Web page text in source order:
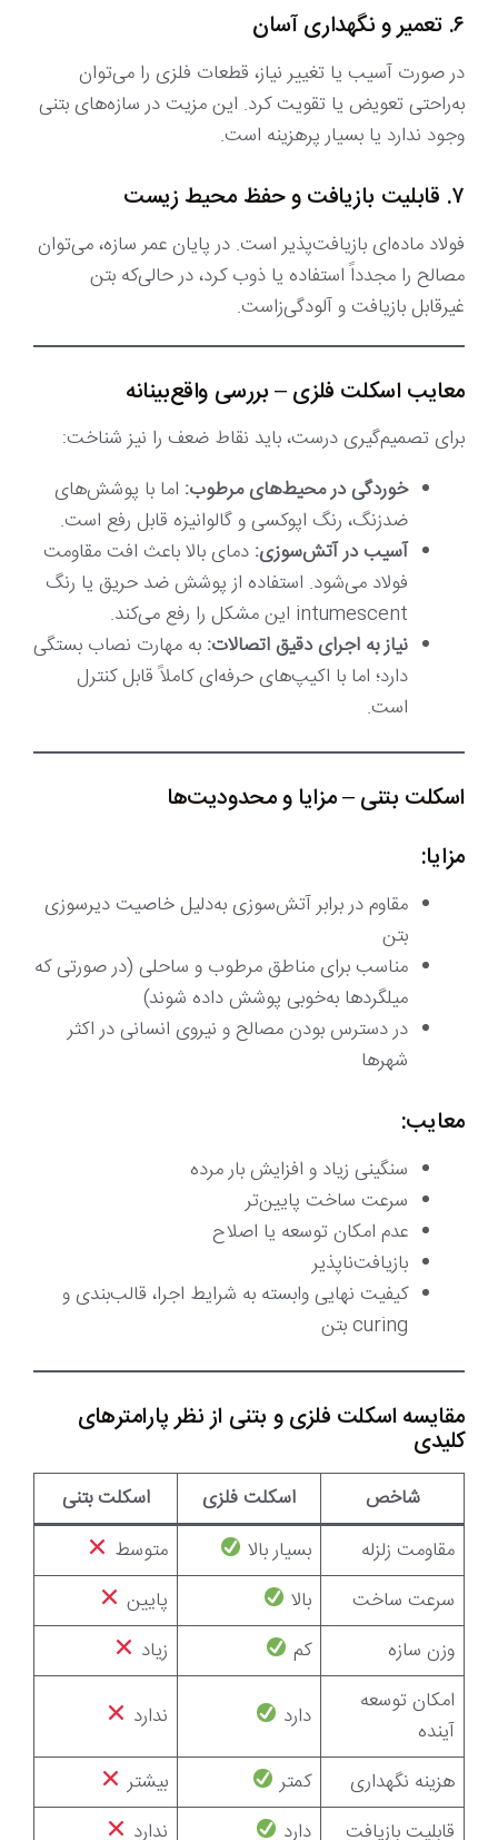
۶. تعمیر و نگهداری آسان
در صورت آسیب یا تغییر نیاز، قطعات فلزی را می‌توان
به‌راحتی تعویض یا تقویت کرد. این مزیت در سازه‌های بتنی
وجود ندارد یا بسیار پرهزینه است.
۷. قابلیت بازیافت و حفظ محیط زیست
فولاد ماده‌ای بازیافت‌پذیر است. در پایان عمر سازه، می‌توان
مصالح را مجدداً استفاده یا ذوب کرد، در حالی‌که بتن
غیرقابل بازیافت و آلودگی‌زاست.
معایب اسکلت فلزی – بررسی واقع‌بینانه
برای تصمیم‌گیری درست، باید نقاط ضعف را نیز شناخت:
خوردگی در محیط‌های مرطوب: اما با پوشش‌های
ضدزنگ، رنگ اپوکسی و گالوانیزه قابل رفع است.
آسیب در آتش‌سوزی: دمای بالا باعث افت مقاومت
فولاد می‌شود. استفاده از پوشش ضد حریق یا رنگ
intumescent این مشکل را رفع می‌کند.
نیاز به اجرای دقیق اتصالات: به مهارت نصاب بستگی
دارد؛ اما با اکیپ‌های حرفه‌ای کاملاً قابل کنترل
است.
اسکلت بتنی – مزایا و محدودیت‌ها
مزایا:
مقاوم در برابر آتش‌سوزی به‌دلیل خاصیت دیرسوزی
بتن
مناسب برای مناطق مرطوب و ساحلی (در صورتی که
میلگردها به‌خوبی پوشش داده شوند)
در دسترس بودن مصالح و نیروی انسانی در اکثر
شهرها
معایب:
سنگینی زیاد و افزایش بار مرده
سرعت ساخت پایین‌تر
عدم امکان توسعه یا اصلاح
بازیافت‌ناپذیر
کیفیت نهایی وابسته به شرایط اجرا، قالب‌بندی و
curing بتن
مقایسه اسکلت فلزی و بتنی از نظر پارامترهای
کلیدی
شاخص اسکلت فلزی
اسکلت بتنی
مقاومت زلزله
بسیار بالا
متوسط
سرعت ساخت
بالا
پایین
وزن سازه
کم
زیاد
امکان توسعه
آینده
دارد ندارد
هزینه نگهداری کمتر
بیشتر
قابلیت بازیافت
دارد ندارد